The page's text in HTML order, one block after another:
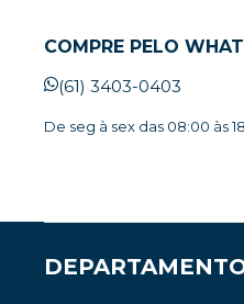
COMPRE PELO
(61) 3403-0403
De seg à sex das 08:00 às